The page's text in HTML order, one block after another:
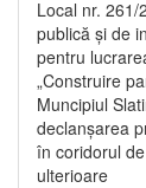
Local nr.
publică şi de
pentru
„Construire
Muncipiul
declanşarea
în coridorul
ulterioare